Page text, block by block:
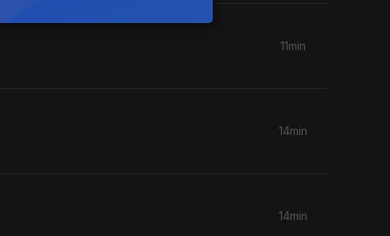
11min
14min
14min